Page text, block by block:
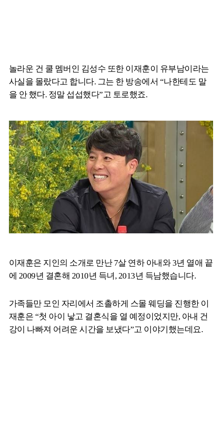
놀라운 건 쿨 멤버인 김성수 또한 이재훈이 유부남이라는
사실을 몰랐다고 합니다. 그는 한 방송에서 “나한테도 말
을 안 했다. 정말 섭섭했다”고 토로했죠.
이재훈은 지인의 소개로 만난 7살 연하 아내와 3년 열애 끝
에 2009년 결혼해 2010년 득녀, 2013년 득남했습니다.
가족들만 모인 자리에서 조촐하게 스몰 웨딩을 진행한 이
재훈은 “첫 아이 낳고 결혼식을 열 예정이었지만, 아내 건
강이 나빠져 어려운 시간을 보냈다”고 이야기했는데요.